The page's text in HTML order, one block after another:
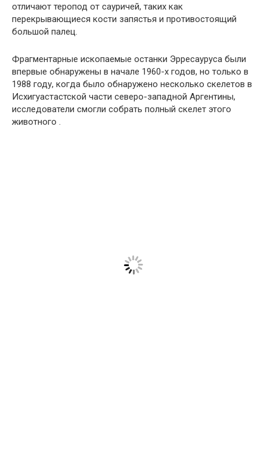
отличают теропод от сауричей, таких как
перекрывающиеся кости запястья и противостоящий
большой палец.
Фрагментарные ископаемые останки Эрресауруса были
впервые обнаружены в начале 1960-х годов, но только в
1988 году, когда было обнаружено несколько скелетов в
Исхигуастастской части северо-западной Аргентины,
исследователи смогли собрать полный скелет этого
животного .